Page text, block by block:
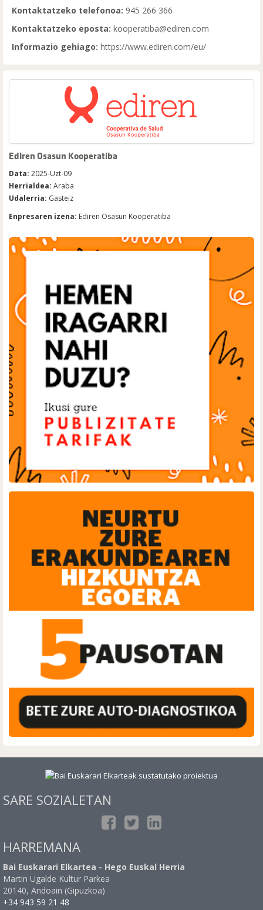
Kontaktatzeko telefonoa: 945 266 366
Kontaktatzeko eposta: kooperatiba@ediren.com
Informazio gehiago: https://www.ediren.com/eu/
Ediren Osasun Kooperatiba
Data: 2025-Uzt-09
Herrialdea: Araba
Udalerria: Gasteiz
Enpresaren izena: Ediren Osasun Kooperatiba
SARE SOZIALETAN
HARREMANA
Bai Euskarari Elkartea - Hego Euskal Herria
Martin Ugalde Kultur Parkea
20140, Andoain (Gipuzkoa)
+34 943 59 21 48